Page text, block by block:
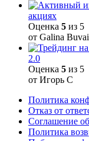
акциях
Оценка 5 из 5
от Galina
2.0
Оценка 5 из 5
от Игорь С
Политика
Отказ от
Соглашение
Политика